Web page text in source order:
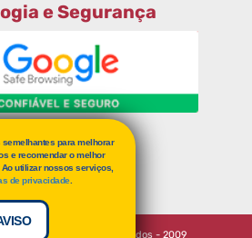
para melhorar
e recomendar o melhor
utilizar nossos serviços,
de privacidade.
e Segurança
AQUI
- Todos os Direitos Reservados - 2009